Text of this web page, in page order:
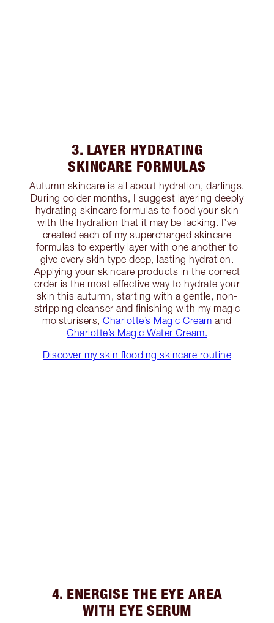
3. LAYER HYDRATING
SKINCARE FORMULAS
Autumn skincare is all about hydration, darlings.
During colder months, I suggest layering deeply
hydrating skincare formulas to flood your skin
with the hydration that it may be lacking. I’ve
created each of my supercharged skincare
formulas to expertly layer with one another to
give every skin type deep, lasting hydration.
Applying your skincare products in the correct
order is the most effective way to hydrate your
skin this autumn, starting with a gentle, non-
stripping cleanser and finishing with my magic
moisturisers,Charlotte’s Magic Cream and
Charlotte’s Magic Water Cream.
Discover my skin flooding skincare routine
4. ENERGISE THE EYE AREA
WITH EYE SERUM